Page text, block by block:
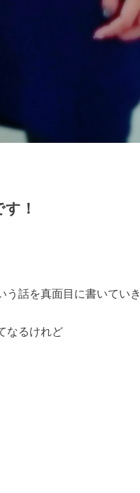
！
う話を真面目に書いてい
なるけれど